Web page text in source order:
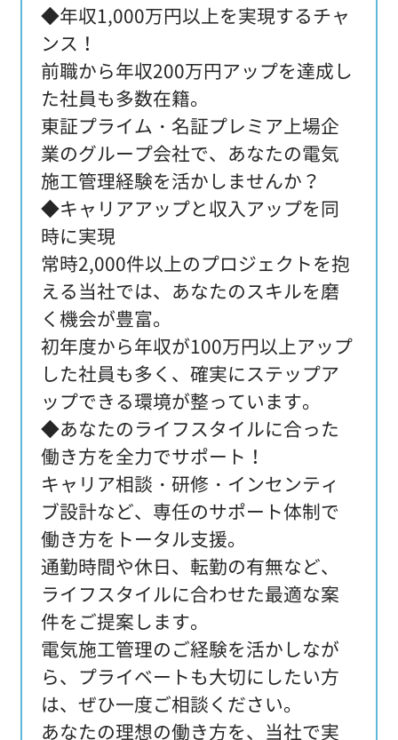
◆年収1,000万円以上を実現するチャ
ンス！
前職から年収200万円アップを達成し
た社員も多数在籍。
東証プライム・名証プレミア上場企
業のグループ会社で、あなたの電気
施工管理経験を活かしませんか？
◆キャリアアップと収入アップを同
時に実現
常時2,000件以上のプロジェクトを抱
える当社では、あなたのスキルを磨
く機会が豊富。
初年度から年収が100万円以上アップ
した社員も多く、確実にステップア
ップできる環境が整っています。
◆あなたのライフスタイルに合った
働き方を全力でサポート！
キャリア相談・研修・インセンティ
ブ設計など、専任のサポート体制で
働き方をトータル支援。
通勤時間や休日、転勤の有無など、
ライフスタイルに合わせた最適な案
件をご提案します。
電気施工管理のご経験を活かしなが
ら、プライベートも大切にしたい方
は、ぜひ一度ご相談ください。
あなたの理想の働き方を、当社で実